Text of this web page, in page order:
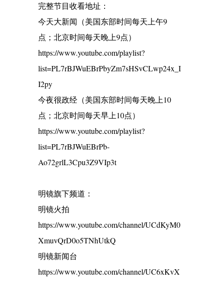
完整节目收看地址：
今天大新闻（美国东部时间每天上午9
点；北京时间每天晚上9点）
https://www.youtube.com/playlist?
list=PL7rBJWuEBrPbyZm7sHSvCLwp24x_I
I2py
今夜很政经（美国东部时间每天晚上10
点；北京时间每天早上10点）
https://www.youtube.com/playlist?
list=PL7rBJWuEBrPb-
Ao72grlL3Cpu3Z9VIp3t
明镜旗下频道：
明镜火拍
https://www.youtube.com/channel/UCdKyM0
XmuvQrD0o5TNhUtkQ
明镜新闻台
https://www.youtube.com/channel/UC6xKvX